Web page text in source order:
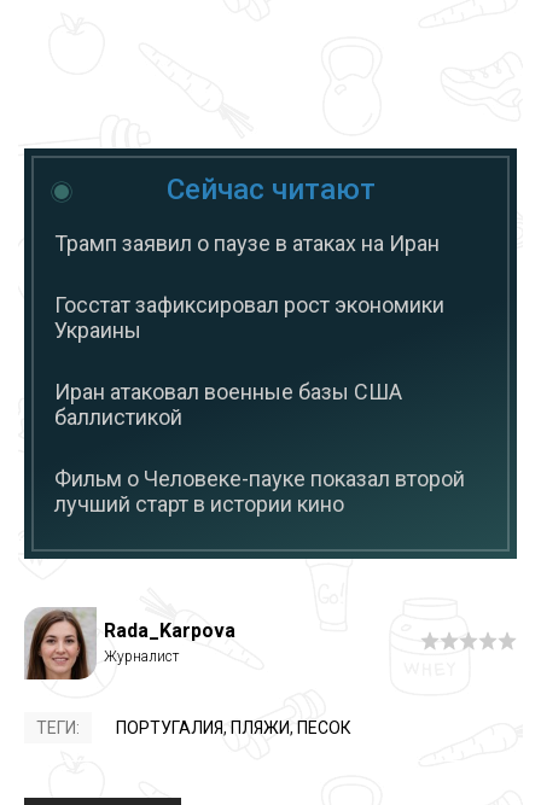
Сейчас читают
Трамп заявил о паузе в атаках на Иран
Госстат зафиксировал рост экономики
Украины
Иран атаковал военные базы США
баллистикой
Фильм о Человеке-пауке показал второй
лучший старт в истории кино
Rada_Karpova
ТЕГИ: ПОРТУГАЛИЯ, ПЛЯЖИ, ПЕСОК